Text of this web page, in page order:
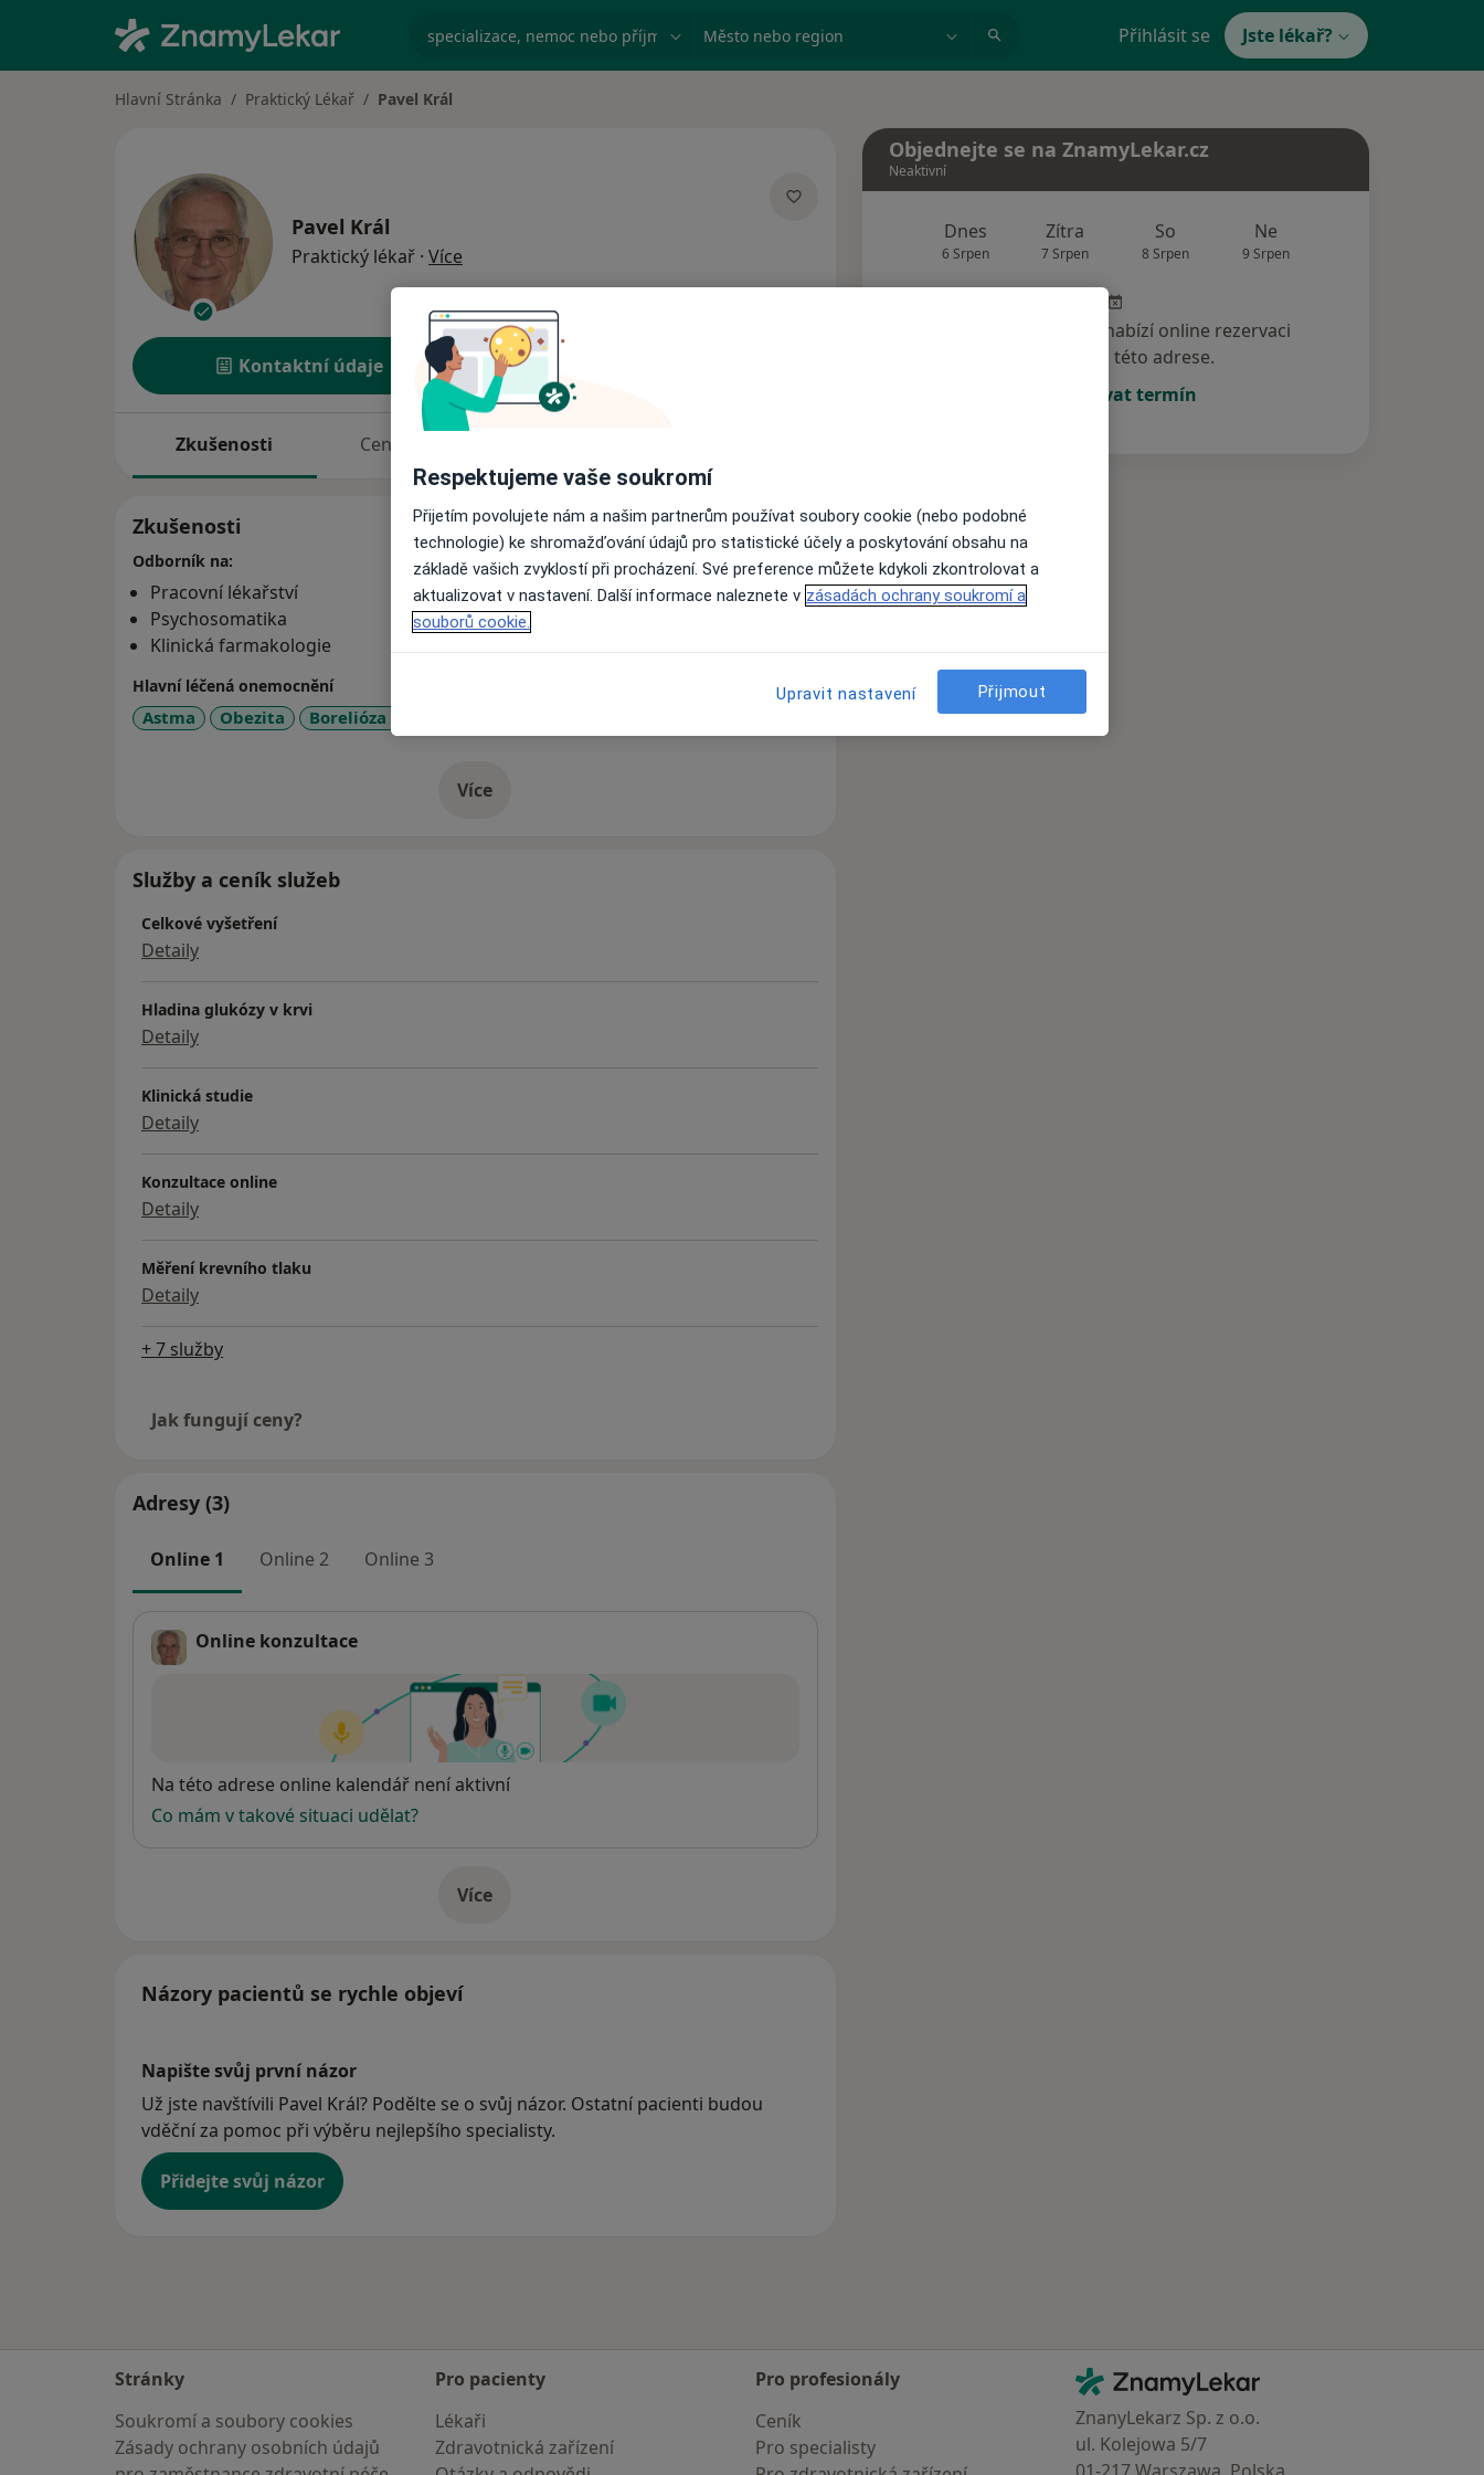
specializace, nemoc nebo příjmení Město nebo region Přihlásit se Jste lékař?
Hlavní Stránka Praktický Lékař Pavel Král
Pavel Král
Praktický lékař · Více
Kontaktní údaje
Zkušenosti Ceník
Zkušenosti
Odborník na:
Pracovní lékařství
Psychosomatika
Klinická farmakologie
Hlavní léčená onemocnění
Astma Obezita Borelióza / Lyme nemoc a11y_sr_more_diseases
Víceo zkušenostech
Služby a ceník služeb
Celkové vyšetření
Detaily
Hladina glukózy v krvi
Detaily
Klinická studie
Detaily
Konzultace online
Detaily
Měření krevního tlaku
Detaily
+ 7 služby
Jak fungují ceny?
Adresy (3)
Online 1 Online 2 Online 3
Online konzultace
Dostupnost
Na této adrese online kalendář není aktivní
Co mám v takové situaci udělat?
Víceo adrese
Názory pacientů se rychle objeví
Napište svůj první názor
Už jste navštívili Pavel Král? Podělte se o svůj názor. Ostatní pacienti budou
vděční za pomoc při výběru nejlepšího specialisty.
Přidejte svůj názor
Objednejte se na ZnamyLekar.cz
Neaktivní
Dnes
6 Srpen
Zítra
7 Srpen
So
8 Srpen
Ne
9 Srpen
Tento specialista nenabízí online rezervaci
termínu na této adrese.
Rezervovat termín
Stránky
Soukromí a soubory cookies
Zásady ochrany osobních údajů
Pro pacienty
Lékaři
Zdravotnická zařízení
Pro profesionály
Ceník
Pro specialisty
Kontakt
ZnamyLekar - Hlavní stránka
ZnanyLekarz Sp. z o.o.
ul. Kolejowa 5/7
Respektujeme vaše soukromí
Přijetím povolujete nám a našim partnerům používat soubory cookie (nebo podobné
technologie) ke shromažďování údajů pro statistické účely a poskytování obsahu na
základě vašich zvyklostí při procházení. Své preference můžete kdykoli zkontrolovat a
aktualizovat v nastavení. Další informace naleznete v zásadách ochrany soukromí a
souborů cookie.
Upravit nastavení Přijmout